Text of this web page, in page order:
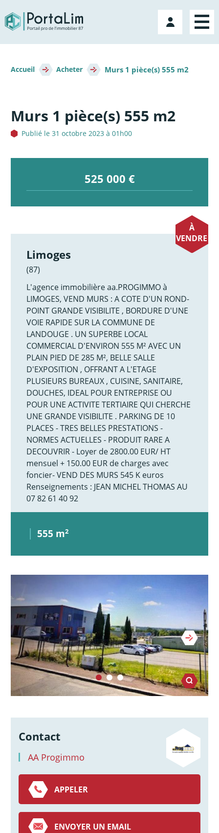
directement
au
contenu
Mon
compte
d'Ariane
Accueil Acheter Murs 1 pièce(s) 555 m2
Murs 1 pièce(s) 555 m2
Publié le 31 octobre 2023 à 01h00
525 000 €
À
VENDRE
Limoges
(87)
L'agence immobilière aa.PROGIMMO à
LIMOGES, VEND MURS : A COTE D'UN ROND-
POINT GRANDE VISIBILITE , BORDURE D'UNE
VOIE RAPIDE SUR LA COMMUNE DE
LANDOUGE . UN SUPERBE LOCAL
COMMERCIAL D'ENVIRON 555 M² AVEC UN
PLAIN PIED DE 285 M², BELLE SALLE
D'EXPOSITION , OFFRANT A L'ETAGE
PLUSIEURS BUREAUX , CUISINE, SANITAIRE,
DOUCHES, IDEAL POUR ENTREPRISE OU
POUR UNE ACTIVITE TERTIAIRE QUI CHERCHE
UNE GRANDE VISIBILITE . PARKING DE 10
PLACES - TRES BELLES PRESTATIONS -
NORMES ACTUELLES - PRODUIT RARE A
DECOUVRIR - Loyer de 2800.00 EUR/ HT
mensuel + 150.00 EUR de charges avec
foncier- VEND DES MURS 545 K euros
Renseignements : JEAN MICHEL THOMAS AU
07 82 61 40 92
555 m2
Contact
AA Progimmo
APPELER
ENVOYER UN EMAIL